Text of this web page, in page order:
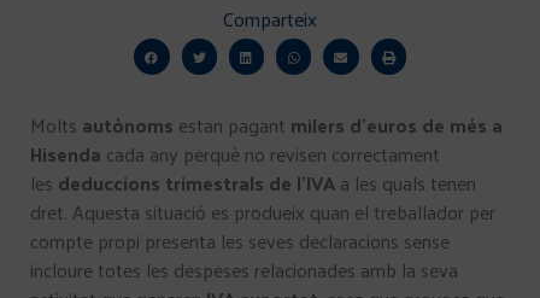
Comparteix
Molts autònoms estan pagant milers d’euros de més a
Hisenda cada any perquè no revisen correctament
les deduccions trimestrals de l’IVAa les quals tenen
dret. Aquesta situació es produeix quan el treballador per
compte propi presenta les seves declaracions sense
incloure totes les despeses relacionades amb la seva